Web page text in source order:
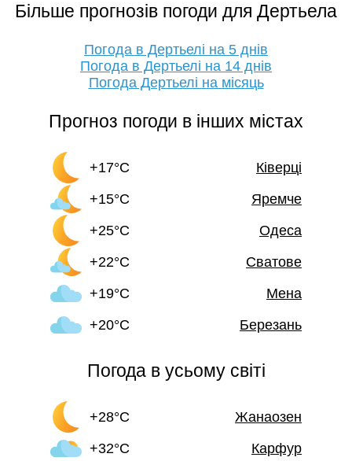
Більше прогнозів погоди для Дертьела
Погода в Дертьелі на 5 днів
Погода в Дертьелі на 14 днів
Погода Дертьелі на місяць
Прогноз погоди в інших містах
+17°C
Ківерці
+15°C
Яремче
+25°C
Одеса
+22°C
Сватове
+19°C
Мена
+20°C
Березань
Погода в усьому світі
+28°C
Жанаозен
+32°C
Карфур